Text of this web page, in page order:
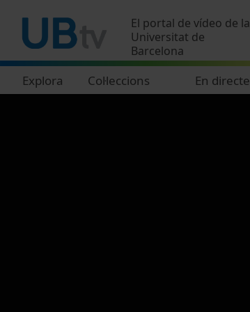
El portal de vídeo de la
Universitat de
Barcelona
Explora Col·leccions En directe